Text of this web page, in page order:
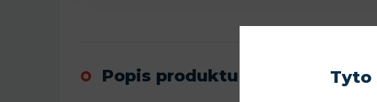
Popis produktu Tyto